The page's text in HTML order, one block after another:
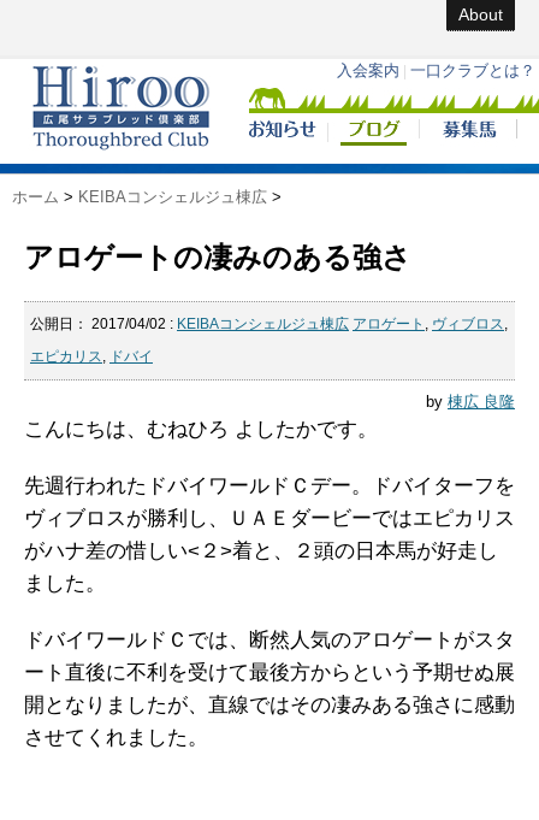
About
ホーム > KEIBAコンシェルジュ棟広 >
アロゲートの凄みのある強さ
公開日： 2017/04/02 : KEIBAコンシェルジュ棟広 アロゲート , ヴィブロス,
エピカリス, ドバイ
by 棟広 良隆
こんにちは、むねひろ よしたかです。
先週行われたドバイワールドＣデー。ドバイターフを
ヴィブロスが勝利し、ＵＡＥダービーではエピカリス
がハナ差の惜しい<２>着と、２頭の日本馬が好走し
ました。
ドバイワールドＣでは、断然人気のアロゲートがスタ
ート直後に不利を受けて最後方からという予期せぬ展
開となりましたが、直線ではその凄みある強さに感動
させてくれました。